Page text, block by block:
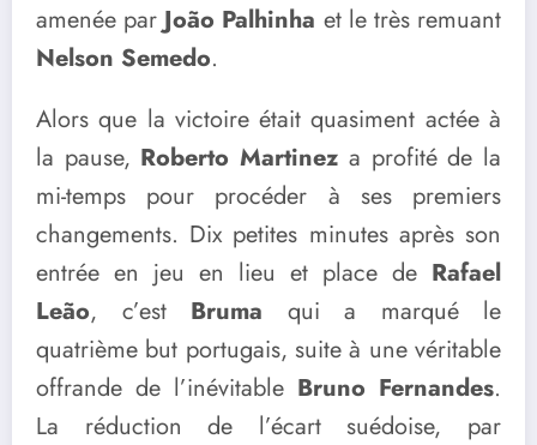
amenée par João Palhinha et le très remuant
Nelson Semedo.
Alors que la victoire était quasiment actée à
la pause, Roberto Martinez a profité de la
mi-temps pour procéder à ses premiers
changements. Dix petites minutes après son
entrée en jeu en lieu et place de Rafael
Leão, c’est Bruma qui a marqué le
quatrième but portugais, suite à une véritable
offrande de l’inévitable Bruno Fernandes.
La réduction de l’écart suédoise, par